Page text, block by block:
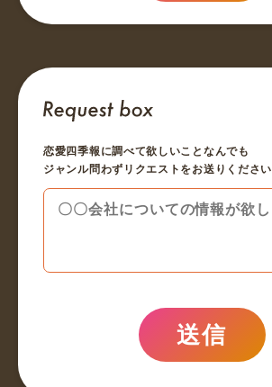
恋愛四季報に調べて欲しいことなんでも
ジャンル問わずリクエストをお送りください
送信